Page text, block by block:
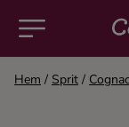
Hem / Sprit / Cognac